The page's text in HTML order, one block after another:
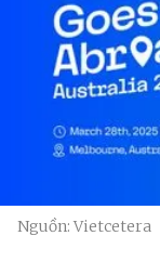
Nguồn: Vietcetera